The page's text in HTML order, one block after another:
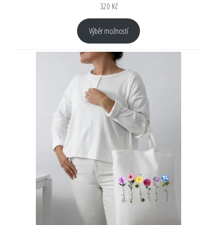
320 Kč
Výběr možností